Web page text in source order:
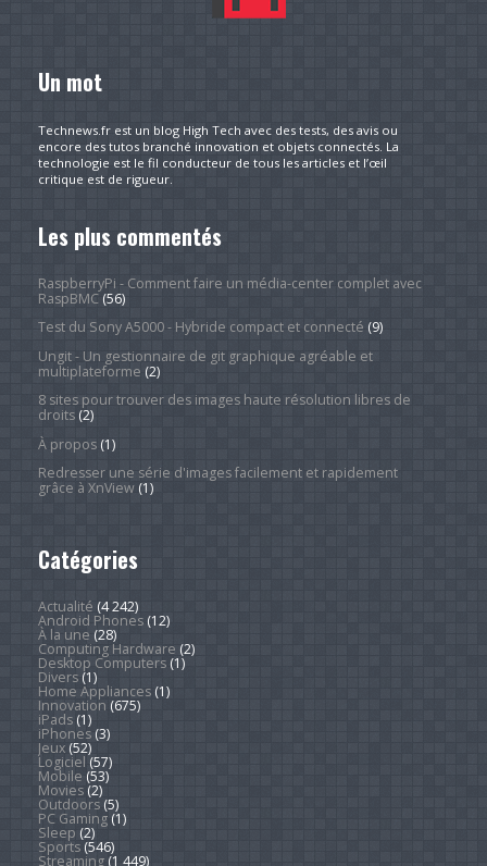
Un mot
Technews.fr est un blog High Tech avec des tests, des avis ou
encore des tutos branché innovation et objets connectés. La
technologie est le fil conducteur de tous les articles et l’œil
critique est de rigueur.
Les plus commentés
RaspberryPi - Comment faire un média-center complet avec
RaspBMC(56)
Test du Sony A5000 - Hybride compact et connecté (9)
Ungit - Un gestionnaire de git graphique agréable et
multiplateforme (2)
8 sites pour trouver des images haute résolution libres de
droits(2)
À propos(1)
Redresser une série d'images facilement et rapidement
grâce à XnView(1)
Catégories
Actualité (4 242)
Android Phones(12)
À la une (28)
Computing Hardware (2)
Desktop Computers(1)
Divers(1)
Home Appliances(1)
Innovation (675)
iPads(1)
iPhones(3)
Jeux(52)
Logiciel (57)
Mobile (53)
Movies(2)
Outdoors(5)
PC Gaming(1)
Sleep (2)
Sports(546)
Streaming(1 449)